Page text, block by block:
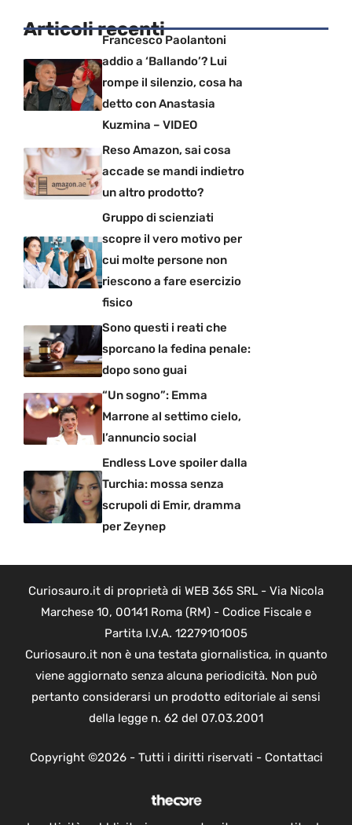
Articoli recentiFrancesco Paolantoni
addio a ‘Ballando’? Lui
rompe il silenzio, cosa ha
detto con Anastasia
Kuzmina – VIDEO
Reso Amazon, sai cosa
accade se mandi indietro
un altro prodotto?
Gruppo di scienziati
scopre il vero motivo per
cui molte persone non
riescono a fare esercizio
fisico
Sono questi i reati che
sporcano la fedina penale:
dopo sono guai
“Un sogno”: Emma
Marrone al settimo cielo,
l’annuncio social
Endless Love spoiler dalla
Turchia: mossa senza
scrupoli di Emir, dramma
per Zeynep
Curiosauro.it di proprietà di WEB 365 SRL - Via Nicola
Marchese 10, 00141 Roma (RM) - Codice Fiscale e
Partita I.V.A. 12279101005
Curiosauro.it non è una testata giornalistica, in quanto
viene aggiornato senza alcuna periodicità. Non può
pertanto considerarsi un prodotto editoriale ai sensi
della legge n. 62 del 07.03.2001
Copyright ©2026 - Tutti i diritti riservati - Contattaci